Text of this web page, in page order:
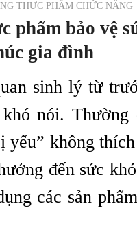
THỰC PHẨM CHỨC NĂNG
phẩm bảo vệ
gia đình
sinh lý từ
nói.
yếu” không
đến sức
các sản phẩm